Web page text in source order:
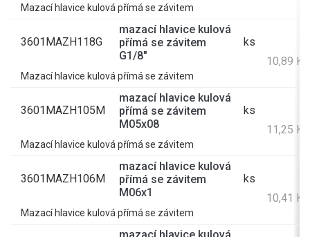
Mazací hlavice kulová přímá se závitem
3601MAZH118G
mazací hlavice kulová
přímá se závitem
G1/8"
ks
10,89
Mazací hlavice kulová přímá se závitem
3601MAZH105M
mazací hlavice kulová
přímá se závitem
M05x08
ks
11,25
Mazací hlavice kulová přímá se závitem
3601MAZH106M
mazací hlavice kulová
přímá se závitem
M06x1
ks
10,41
Mazací hlavice kulová přímá se závitem